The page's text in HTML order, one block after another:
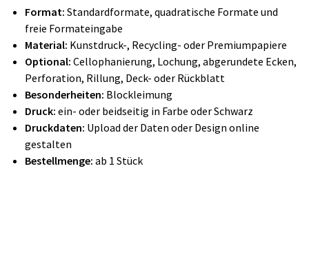
Format: Standardformate, quadratische Formate und
freie Formateingabe
Material: Kunstdruck-, Recycling- oder Premiumpapiere
Optional: Cellophanierung, Lochung, abgerundete Ecken,
Perforation, Rillung, Deck- oder Rückblatt
Besonderheiten: Blockleimung
Druck: ein- oder beidseitig in Farbe oder Schwarz
Druckdaten: Upload der Daten oder Design online
gestalten
Bestellmenge: ab 1 Stück